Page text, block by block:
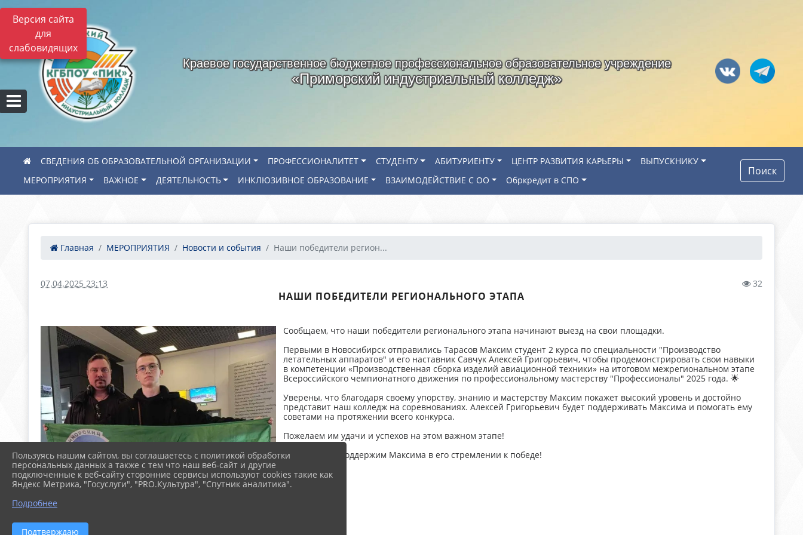
Версия сайта
для
слабовидящих
Краевое государственное бюджетное профессиональное образовательное учреждение
«Приморский индустриальный колледж»
СВЕДЕНИЯ ОБ ОБРАЗОВАТЕЛЬНОЙ ОРГАНИЗАЦИИ ПРОФЕССИОНАЛИТЕТ СТУДЕНТУ АБИТУРИЕНТУ ЦЕНТР РАЗВИТИЯ КАРЬЕРЫ
ВЫПУСКНИКУ
МЕРОПРИЯТИЯ
ВАЖНОЕ ДЕЯТЕЛЬНОСТЬ ИНКЛЮЗИВНОЕ ОБРАЗОВАНИЕ ВЗАИМОДЕЙСТВИЕ С ОО Обркредит в СПО
Поиск
Главная МЕРОПРИЯТИЯ Новости и события Наши победители регион...
07.04.2025 23:13 32
НАШИ ПОБЕДИТЕЛИ РЕГИОНАЛЬНОГО ЭТАПА
Сообщаем, что наши победители регионального этапа начинают выезд на свои площадки.
Первыми в Новосибирск отправились Тарасов Максим студент 2 курса по специальности "Производство
летательных аппаратов" и его наставник Савчук Алексей Григорьевич, чтобы продемонстрировать свои навыки
в компетенции «Производственная сборка изделий авиационной техники» на итоговом межрегиональном этапе
Всероссийского чемпионатного движения по профессиональному мастерству "Профессионалы" 2025 года. 🌟
Уверены, что благодаря своему упорству, знанию и мастерству Максим покажет высокий уровень и достойно
представит наш колледж на соревнованиях. Алексей Григорьевич будет поддерживать Максима и помогать ему
советами на протяжении всего конкурса.
Пожелаем им удачи и успехов на этом важном этапе!
💪🙌 Давайте поддержим Максима в его стремлении к победе!
Пользуясь нашим сайтом, вы соглашаетесь с политикой обработки
персональных данных а также с тем что наш веб-сайт и другие
подключенные к веб-сайту сторонние сервисы используют cookies такие как
Яндекс Метрика, "Госуслуги", "PRO.Культура", "Спутник аналитика".
Подробнее
Подтверждаю